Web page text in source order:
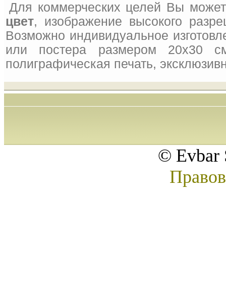
Для коммерческих целей Вы
цвет, изображение высокого
Возможно индивидуальное
или постера размером 20x30
полиграфическая печать,
© Evbar